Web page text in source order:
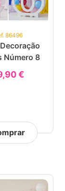
86496
Número 8
€